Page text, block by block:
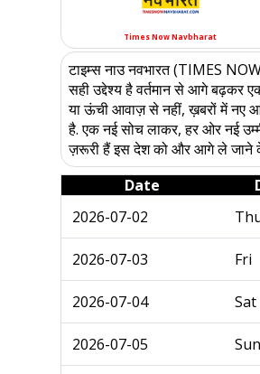
Times Now Navbharat
टाइम्स नाउ नवभारत (TIMES
सही उद्देश्य है वर्तमान से आगे बढ़कर
या ऊंची आवाज़ से नहीं, ख़बरों में नए
है. एक नई सोच लाकर, हर ओर नई
ज़रूरी हैं इस देश को और आगे ले जाने के
Date
2026-07-02
2026-07-03 Fri
2026-07-04 Sat
2026-07-05 Sun